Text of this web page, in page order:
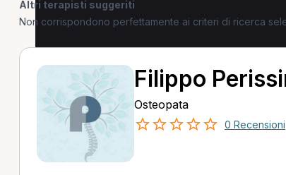
Altri terapisti suggeriti
Non corrispondono perfettamente ai criteri di ricerca
Filippo
Osteopata
0 Recensioni